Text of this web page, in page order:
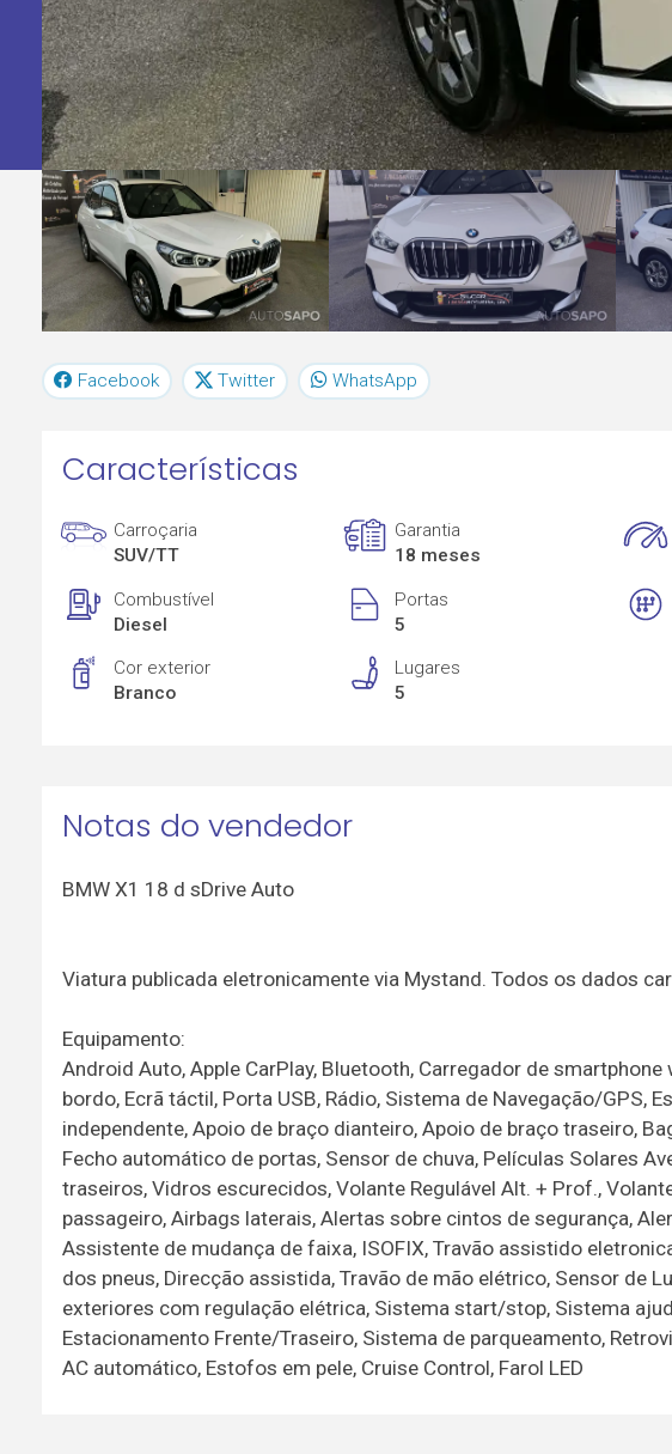
Facebook Twitter WhatsApp
Características
Carroçaria
SUV/TT
Garantia
18 meses
Combustível
Diesel
Portas
5
Cor exterior
Branco
Lugares
5
Notas do vendedor
BMW X1 18 d sDrive Auto
Viatura publicada eletronicamente via Mystand. Todos os dados
Equipamento:
Android Auto, Apple CarPlay, Bluetooth, Carregador de
bordo, Ecrã táctil, Porta USB, Rádio, Sistema de Navegação/GPS,
independente, Apoio de braço dianteiro, Apoio de braço traseiro,
Fecho automático de portas, Sensor de chuva, Películas Solares
traseiros, Vidros escurecidos, Volante Regulável Alt. + Prof.,
passageiro, Airbags laterais, Alertas sobre cintos de segurança,
Assistente de mudança de faixa, ISOFIX, Travão assistido
dos pneus, Direcção assistida, Travão de mão elétrico, Sensor de
exteriores com regulação elétrica, Sistema start/stop, Sistema
Estacionamento Frente/Traseiro, Sistema de parqueamento,
AC automático, Estofos em pele, Cruise Control, Farol LED